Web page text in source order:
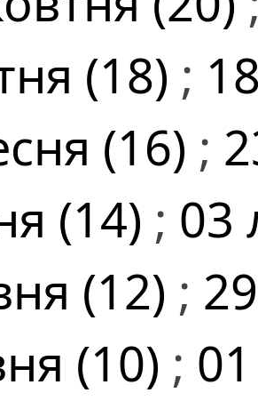
(18) ;
(16) ;
(14) ; 03
(12) ;
(10) ;